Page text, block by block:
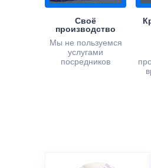
Своё
производство
Мы не пользуемся
услугами
посредников